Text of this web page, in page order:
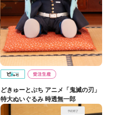
どきゅーとぷち アニメ「鬼滅の刃」
特大ぬいぐるみ 時透無一郎